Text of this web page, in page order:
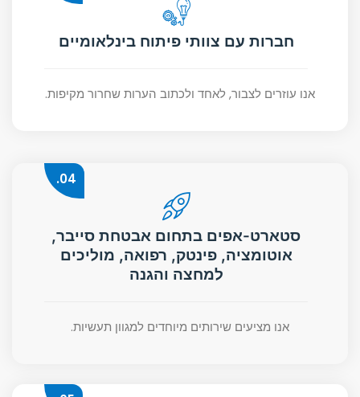
חברות עם צוותי פיתוח בינלאומיים
אנו עוזרים לצבור, לאחד ולכתוב הערות שחרור מקיפות.
04.
סטארט-אפים בתחום אבטחת סייבר,
אוטומציה, פינטק, רפואה, מוליכים
למחצה והגנה
אנו מציעים שירותים מיוחדים למגוון תעשיות.